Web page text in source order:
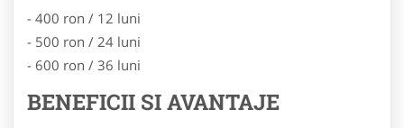
- 400 ron / 12 luni
- 500 ron / 24 luni
- 600 ron / 36 luni
BENEFICII SI AVANTAJE